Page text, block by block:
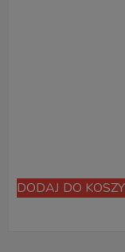
DODAJ DO